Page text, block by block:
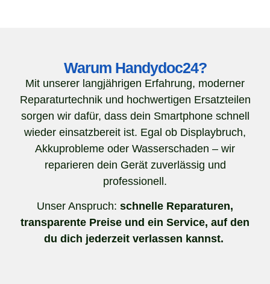
Warum Handydoc24?
Mit unserer langjährigen Erfahrung, moderner
Reparaturtechnik und hochwertigen Ersatzteilen
sorgen wir dafür, dass dein Smartphone schnell
wieder einsatzbereit ist. Egal ob Displaybruch,
Akkuprobleme oder Wasserschaden – wir
reparieren dein Gerät zuverlässig und
professionell.
Unser Anspruch: schnelle Reparaturen,
transparente Preise und ein Service, auf den
du dich jederzeit verlassen kannst.